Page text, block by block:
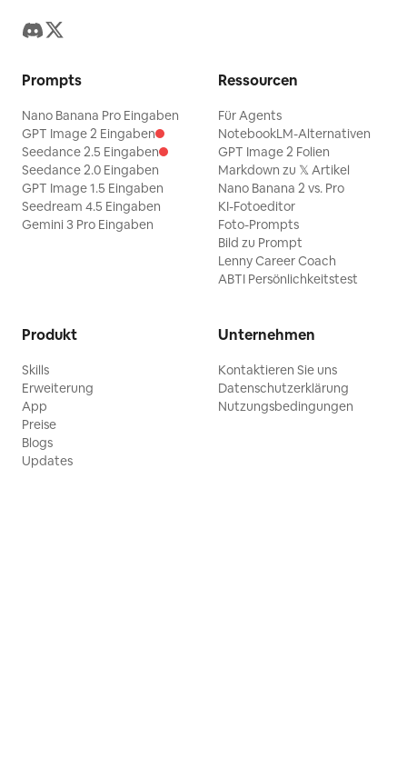
Prompts
Nano Banana Pro Eingaben
GPT Image 2 Eingaben
Seedance 2.5 Eingaben
Seedance 2.0 Eingaben
GPT Image 1.5 Eingaben
Seedream 4.5 Eingaben
Gemini 3 Pro Eingaben
Ressourcen
Für Agents
NotebookLM-Alternativen
GPT Image 2 Folien
Markdown zu 𝕏 Artikel
Nano Banana 2 vs. Pro
KI-Fotoeditor
Foto-Prompts
Bild zu Prompt
Lenny Career Coach
ABTI Persönlichkeitstest
Produkt
Skills
Erweiterung
App
Preise
Blogs
Updates
Unternehmen
Kontaktieren Sie uns
Datenschutzerklärung
Nutzungsbedingungen